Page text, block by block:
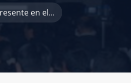
en el...